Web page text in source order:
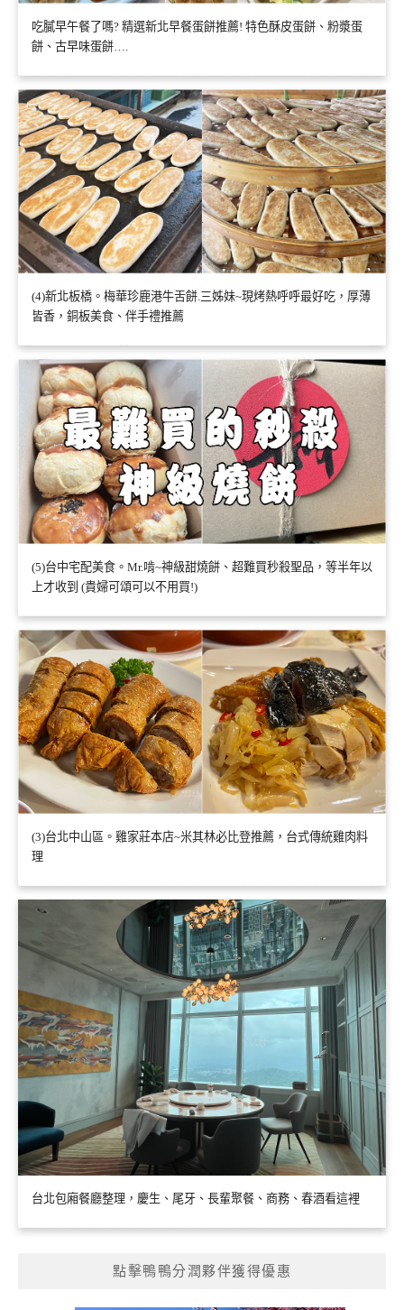
吃膩早午餐了嗎? 精選新北早餐蛋餅推薦! 特色酥皮蛋餅、粉漿蛋
餅、古早味蛋餅….
(4)新北板橋。梅華珍鹿港牛舌餅.三姊妹~現烤熱呼呼最好吃，厚薄
皆香，銅板美食、伴手禮推薦
(5)台中宅配美食。Mr.啃~神級甜燒餅、超難買秒殺聖品，等半年以
上才收到 (貴婦可頌可以不用買!)
(3)台北中山區。雞家莊本店~米其林必比登推薦，台式傳統雞肉料
理
台北包廂餐廳整理，慶生、尾牙、長輩聚餐、商務、春酒看這裡
點擊鴨鴨分潤夥伴獲得優惠